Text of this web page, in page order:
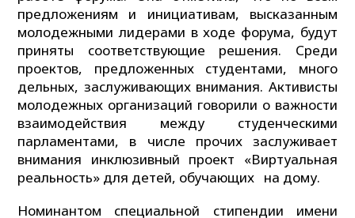
предложениям и инициативам, высказанным
молодежными лидерами в ходе форума, будут
приняты соответствующие решения. Среди
проектов, предложенных студентами, много
дельных, заслуживающих внимания. Активисты
молодежных организаций говорили о важности
взаимодействия между студенческими
парламентами, в числе прочих заслуживает
внимания инклюзивный проект «Виртуальная
реальность» для детей, обучающих на дому.
Номинантом специальной стипендии имени